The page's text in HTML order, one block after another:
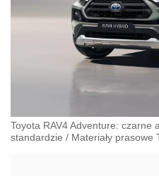
Toyota RAV4 Adventure: czarne
standardzie / Materiały prasowe